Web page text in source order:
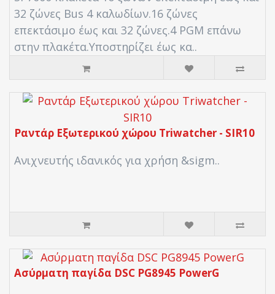
32 ζώνες Bus 4 καλωδίων.16 ζώνες
επεκτάσιμο έως και 32 ζώνες.4 PGM επάνω
στην πλακέτα.Υποστηρίζει έως κα..
Ραντάρ Εξωτερικού χώρου Triwatcher - SIR10
Aνιχνευτής ιδανικός για χρήση &sigm..
Ασύρματη παγίδα DSC PG8945 PowerG